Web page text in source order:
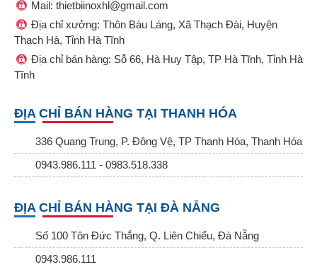
Mail: thietbiinoxhl@gmail.com
Địa chỉ xưởng: Thôn Bàu Láng, Xã Thạch Đài, Huyện
Thạch Hà, Tỉnh Hà Tĩnh
Địa chỉ bán hàng: Sỗ 66, Hà Huy Tập, TP Hà Tĩnh, Tỉnh Hà
Tĩnh
ĐỊA CHỈ BÁN HÀNG TẠI THANH HÓA
336 Quang Trung, P. Đông Vệ, TP Thanh Hóa, Thanh Hóa
0943.986.111 - 0983.518.338
ĐỊA CHỈ BÁN HÀNG TẠI ĐÀ NẴNG
Số 100 Tôn Đức Thắng, Q. Liên Chiểu, Đà Nẵng
0943.986.111